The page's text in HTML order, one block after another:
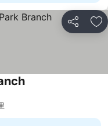
分享 放